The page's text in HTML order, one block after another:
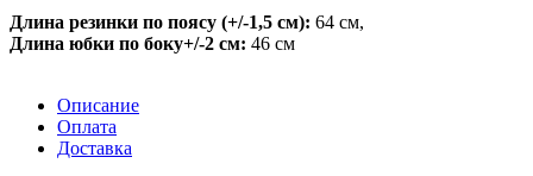
Длина резинки по поясу (+/-1,5 см): 64 см,
Длина юбки по боку+/-2 см: 46 см
Описание
Оплата
Доставка